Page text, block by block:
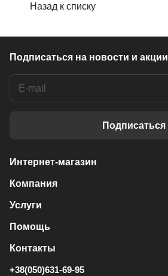
Назад к списку
Подписаться на новости и акции
Подписаться
Интернет-магазин
Компания
Услуги
Помощь
Контакты
+38(050)631-69-95